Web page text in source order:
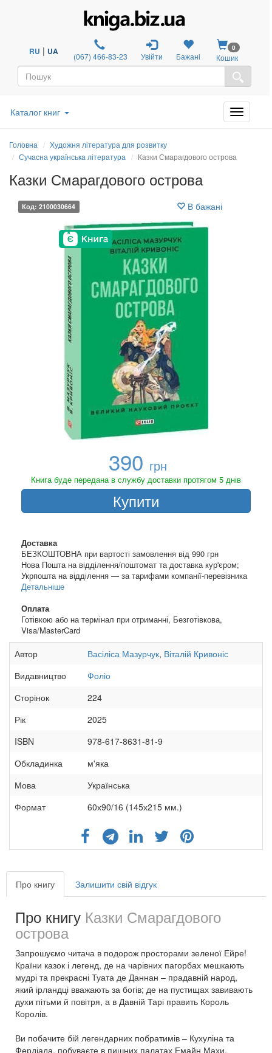
RU | UA (067) 466-83-23 Увійти Бажані
0
Кошик
Каталог книг
Головна
Художня література для розвитку
Сучасна українська література
Казки Смарагдового острова
Казки Смарагдового острова
Код: 2100030664 В бажані
390 грн
Книга буде передана в службу доставки протягом 5 днів
Купити
Доставка
БЕЗКОШТОВНА при вартості замовлення від 990 грн
Нова Пошта на відділення/поштомат та доставка кур'єром;
Укрпошта на відділення — за тарифами компанії-перевізника
Детальніше
Оплата
Готівкою або на термінал при отриманні, Безготівкова,
Visa/MasterCard
Автор Васіліса Мазурчук, Віталій Кривоніс
Видавництво
Фоліо
Сторінок
224
Рік
2025
ISBN
978-617-8631-81-9
Обкладинка
м'яка
Мова
Українська
Формат
60х90/16 (145х215 мм.)
Про книгу Залишити свій відгук
Про книгу Казки Смарагдового
острова
Запрошуємо читача в подорож просторами зеленої Ейре!
Країни казок і легенд, де на чарівних пагорбах мешкають
мудрі та прекрасні Туата де Даннан – прадавній народ,
який ірландці вважають за богів; де на пустищах завивають
духи пітьми й повітря, а в Давній Тарі править Король
Королів.
Ви побачите бій легендарних побратимів – Кухуліна та
Фердіада, побуваєте в пишних палатах Емайн Махи,